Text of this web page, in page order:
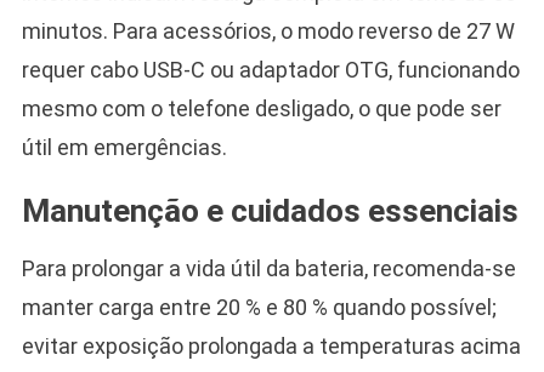
minutos. Para acessórios, o modo reverso de 27 W
requer cabo USB-C ou adaptador OTG, funcionando
mesmo com o telefone desligado, o que pode ser
útil em emergências.
Manutenção e cuidados essenciais
Para prolongar a vida útil da bateria, recomenda-se
manter carga entre 20 % e 80 % quando possível;
evitar exposição prolongada a temperaturas acima